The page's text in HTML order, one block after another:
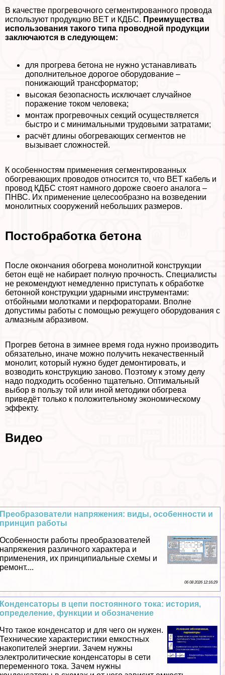
В качестве прогревочного сегментированного провода
используют продукцию ВЕТ и КДБС. Преимущества
использования такого типа проводной продукции
заключаются в следующем:
для прогрева бетона не нужно устанавливать
дополнительное дорогое оборудование –
понижающий трaнcформатор;
высокая безопасность исключает случайное
поражение током человека;
монтаж прогревочных секций осуществляется
быстро и с минимальными трудовыми затратами;
расчёт длины обогревающих сегментов не
вызывает сложностей.
К особенностям применения сегментированных
обогревающих проводов относится то, что ВЕТ кабель и
провод КДБС стоят намного дороже своего аналога –
ПНВС. Их применение целесообразно на возведении
монолитных сооружений небольших размеров.
Постобработка бетона
После окончания обогрева монолитной конструкции
бетон ещё не набирает полную прочность. Специалисты
не рекомендуют немедленно приступать к обработке
бетонной конструкции ударными инструментами:
отбойными молотками и перфораторами. Вполне
допустимы работы с помощью режущего оборудования с
алмазным абразивом.
Прогрев бетона в зимнее время года нужно производить
обязательно, иначе можно получить некачественный
монолит, который нужно будет демонтировать, и
возводить конструкцию заново. Поэтому к этому делу
надо подходить особенно тщательно. Оптимальный
выбор в пользу той или иной методики обогрева
приведёт только к положительному экономическому
эффекту.
Видео
Преобразователи напряжения: виды, особенности и
принцип работы
Особенности работы преобразователей
напряжения различного хаpaктера и
применения, их принципиальные схемы и
ремонт....
06 08 2026 12:16:29
Конденсаторы в цепи постоянного тока: история,
определение, функции и обозначение
Что такое конденсатор и для чего он нужен.
Технические хаpaктеристики емкостных
накопителей энергии. Зачем нужны
электролитические конденсаторы в сети
переменного тока. Зачем нужны